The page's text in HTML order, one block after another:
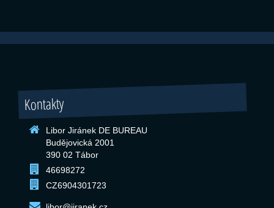
Kontakty
Libor Jiránek DE BUREAU
Budějovická 2001
390 02 Tábor
46698272
CZ6904301723